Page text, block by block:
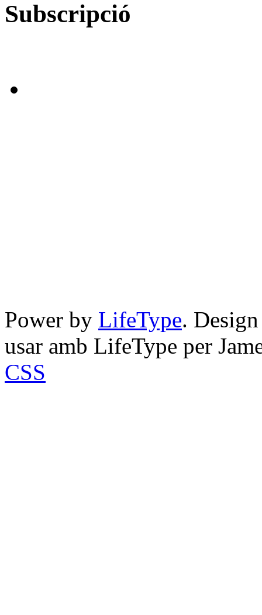
Subscripció
Power by LifeType.
usar amb LifeType per
CSS